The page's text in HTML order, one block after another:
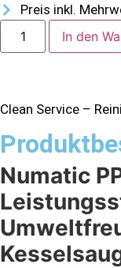
Preis inkl.
In den
Clean Service –
Numatic